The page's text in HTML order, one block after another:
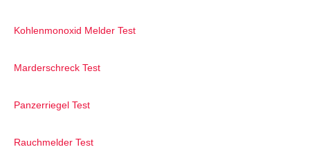
Kohlenmonoxid Melder Test
Marderschreck Test
Panzerriegel Test
Rauchmelder Test